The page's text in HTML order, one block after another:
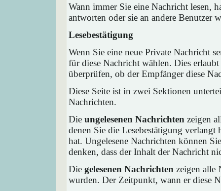
Wann immer Sie eine Nachricht lesen,
antworten oder sie an andere Benutzer
Lesebestätigung
Wenn Sie eine neue Private Nachricht
für diese Nachricht wählen. Dies
überprüfen, ob der Empfänger diese
Diese Seite ist in zwei Sektionen
Nachrichten.
Die ungelesenen Nachrichten zeigen
denen Sie die Lesebestätigung verlangt
hat. Ungelesene Nachrichten können
denken, dass der Inhalt der Nachricht
Die gelesenen Nachrichten zeigen alle
wurden. Der Zeitpunkt, wann er diese